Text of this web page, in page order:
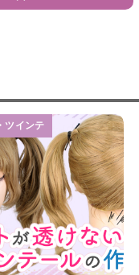
ツインテ